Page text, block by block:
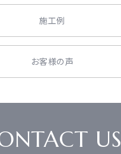
施工例
お客様の声
US